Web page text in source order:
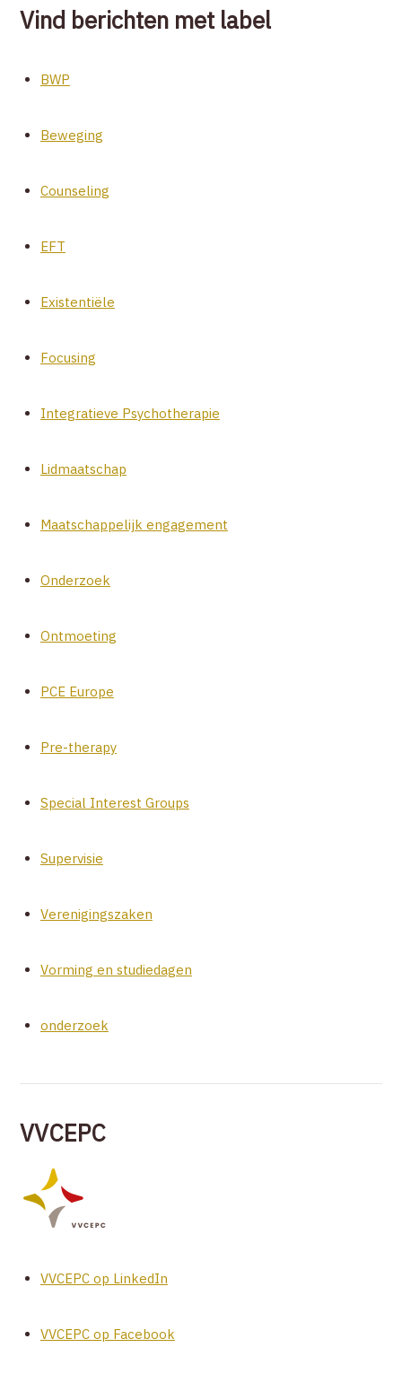
Vind berichten met label
BWP
Beweging
Counseling
EFT
Existentiële
Focusing
Integratieve Psychotherapie
Lidmaatschap
Maatschappelijk engagement
Onderzoek
Ontmoeting
PCE Europe
Pre-therapy
Special Interest Groups
Supervisie
Verenigingszaken
Vorming en studiedagen
onderzoek
VVCEPC
VVCEPC op LinkedIn
VVCEPC op Facebook